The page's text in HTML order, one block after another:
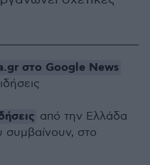
στο Google News
από την Ελλάδα
συμβαίνουν, στο